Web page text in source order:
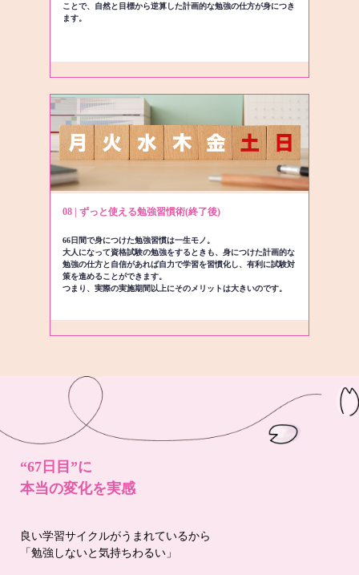
ことで、自然と目標から逆算した計画的な勉強の仕方が身につき
ます。
08 | ずっと使える勉強習慣術(終了後)
66日間で身につけた勉強習慣は一生モノ。
大人になって資格試験の勉強をするときも、身につけた計画的な
勉強の仕方と自信があれば自力で学習を習慣化し、有利に試験対
策を進めることができます。
つまり、実際の実施期間以上にそのメリットは大きいのです。
“67日目”に
本当の変化を実感
良い学習サイクルがうまれているから
「勉強しないと気持ちわるい」